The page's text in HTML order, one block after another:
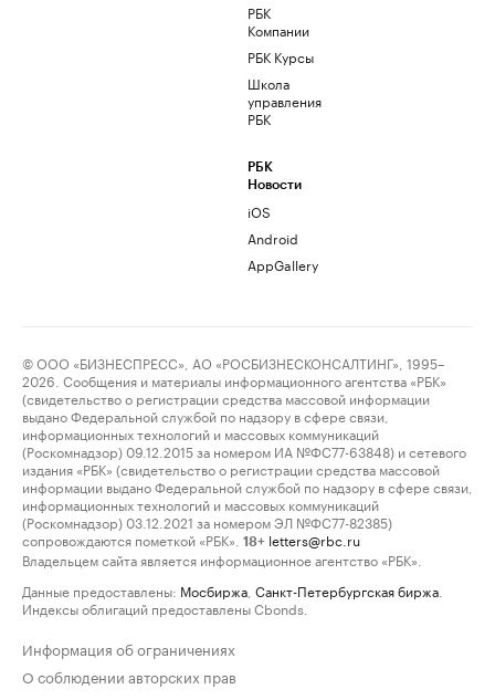
РБК
Компании
РБК Курсы
Школа
управления
РБК
РБК
Новости
iOS
Android
AppGallery
© ООО «БИЗНЕСПРЕСС», АО «РОСБИЗНЕСКОНСАЛТИНГ», 1995–
2026. Сообщения и материалы информационного агентства «РБК»
(свидетельство о регистрации средства массовой информации
выдано Федеральной службой по надзору в сфере связи,
информационных технологий и массовых коммуникаций
(Роскомнадзор) 09.12.2015 за номером ИА №ФС77-63848) и сетевого
издания «РБК» (свидетельство о регистрации средства массовой
информации выдано Федеральной службой по надзору в сфере связи,
информационных технологий и массовых коммуникаций
(Роскомнадзор) 03.12.2021 за номером ЭЛ №ФС77-82385)
сопровождаются пометкой «РБК».
18+ letters@rbc.ru
Владельцем сайта является информационное агентство «РБК».
Данные предоставлены: Мосбиржа Санкт-Петербургская биржа
Индексы облигаций предоставлены Cbonds.
Информация об ограничениях
О соблюдении авторских прав